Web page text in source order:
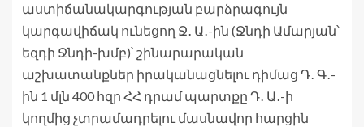
աստիճանակարգության բարձրագույն
կարգավիճակ ունեցող Ջ․ Ա․-ին (Ջնդի Ամարյան՝
եզդի Ջնդի-խմբ)՝ շինարարական
աշխատանքներ իրականացնելու դիմաց Դ․ Գ․-
ին 1 մլն 400 հզր ՀՀ դրամ պարտքը Դ․ Ա․-ի
կողմից չտրամադրելու մասնավոր հարցին